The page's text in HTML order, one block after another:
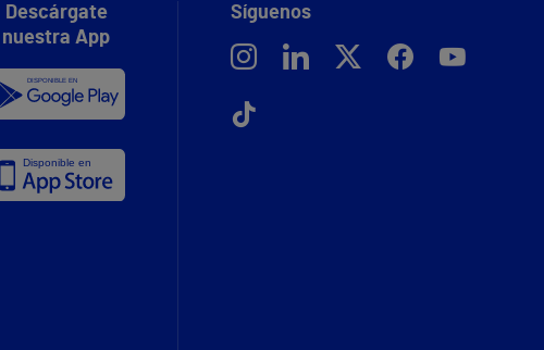
Descárgate
nuestra App
Síguenos